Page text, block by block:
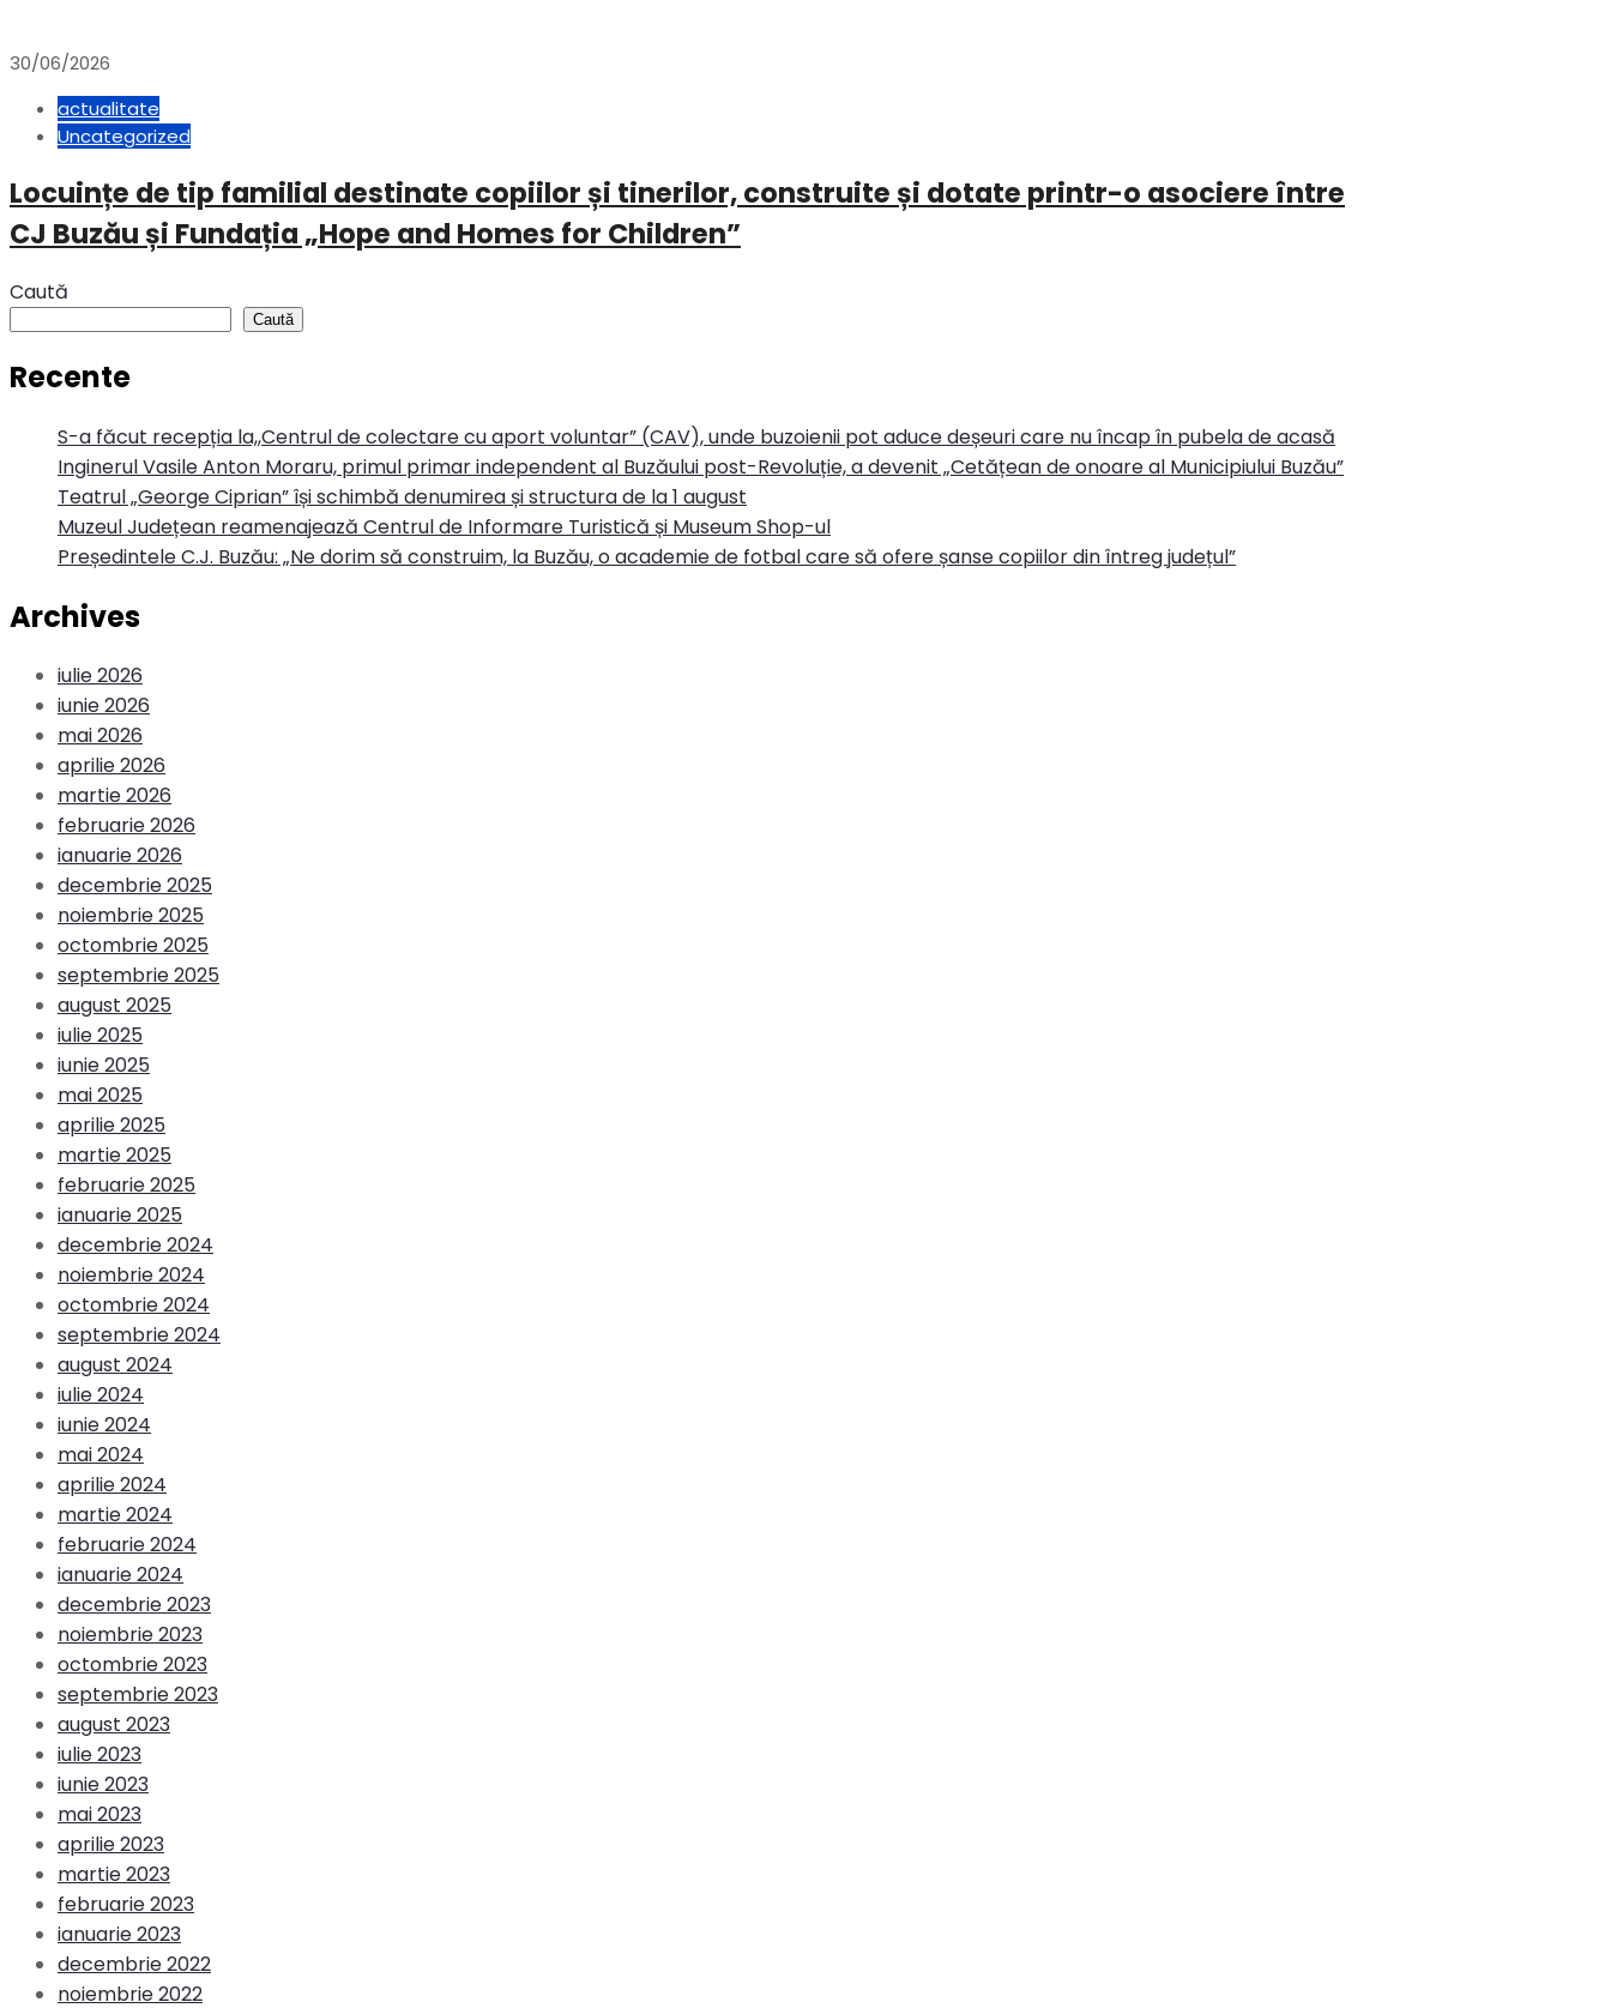
30/06/2026
actualitate
Uncategorized
Locuințe de tip familial destinate copiilor și tinerilor, construite și dotate printr-o asociere între
CJ Buzău și Fundația „Hope and Homes for Children”
Caută
Caută
Recente
S-a făcut recepția la,,Centrul de colectare cu aport voluntar” (CAV), unde buzoienii pot aduce deșeuri care nu încap în pubela de acasă
Inginerul Vasile Anton Moraru, primul primar independent al Buzăului post-Revoluție, a devenit „Cetățean de onoare al Municipiului Buzău”
Teatrul „George Ciprian” își schimbă denumirea și structura de la 1 august
Muzeul Județean reamenajează Centrul de Informare Turistică și Museum Shop-ul
Președintele C.J. Buzău: „Ne dorim să construim, la Buzău, o academie de fotbal care să ofere șanse copiilor din întreg județul”
Archives
iulie 2026
iunie 2026
mai 2026
aprilie 2026
martie 2026
februarie 2026
ianuarie 2026
decembrie 2025
noiembrie 2025
octombrie 2025
septembrie 2025
august 2025
iulie 2025
iunie 2025
mai 2025
aprilie 2025
martie 2025
februarie 2025
ianuarie 2025
decembrie 2024
noiembrie 2024
octombrie 2024
septembrie 2024
august 2024
iulie 2024
iunie 2024
mai 2024
aprilie 2024
martie 2024
februarie 2024
ianuarie 2024
decembrie 2023
noiembrie 2023
octombrie 2023
septembrie 2023
august 2023
iulie 2023
iunie 2023
mai 2023
aprilie 2023
martie 2023
februarie 2023
ianuarie 2023
decembrie 2022
noiembrie 2022